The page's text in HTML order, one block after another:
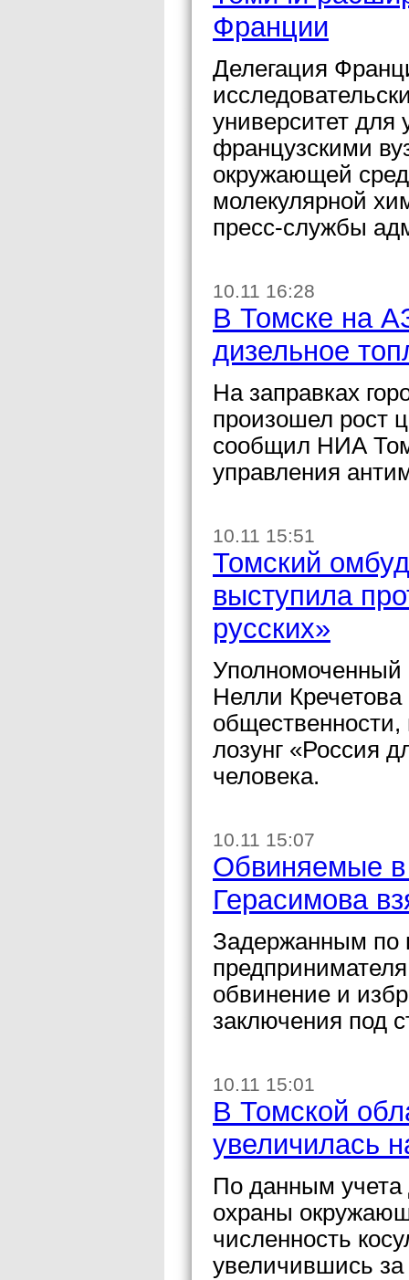
Франции
Делегация
университет для
французскими
окружающей
молекулярной
пресс-службы
10.11 16:28
В Томске на
дизельное
На заправках
произошел рост
сообщил НИА
управления
10.11 15:51
Томский
выступила
русских»
Уполномоченный
Нелли
общественности,
лозунг «Россия
человека.
10.11 15:07
Обвиняемые в
Герасимова
Задержанным по
обвинение и
заключения под
10.11 15:01
В Томской
увеличилась
По данным учета
охраны
численность
увеличившись за